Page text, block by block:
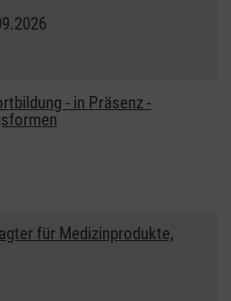
- in Präsenz -
für Medizinprodukte,